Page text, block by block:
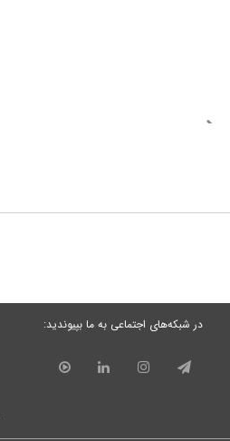
در شبکه‌های اجتماعی به ما بپیوندید: